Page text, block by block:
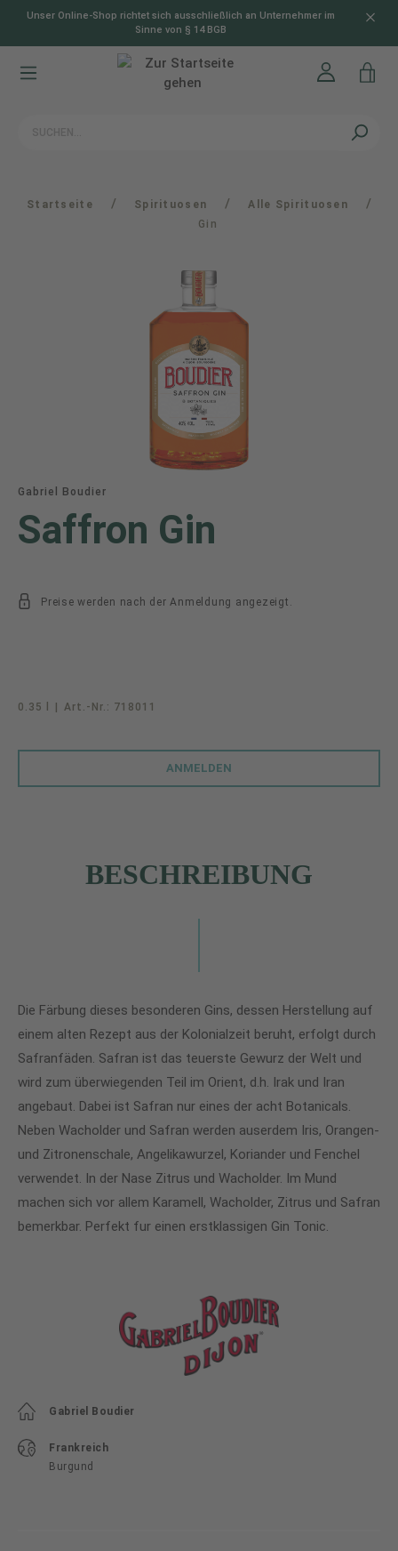
springen
Unser Online-Shop richtet sich ausschließlich an Unternehmer im
Sinne von § 14 BGB
Startseite / Spirituosen / Alle Spirituosen /
Gin
Gabriel Boudier
Saffron Gin
Preise werden nach der Anmeldung angezeigt.
0.35 l Art.-Nr.: 718011
ANMELDEN
BESCHREIBUNG
Die Färbung dieses besonderen Gins, dessen Herstellung auf
einem alten Rezept aus der Kolonialzeit beruht, erfolgt durch
Safranfäden. Safran ist das teuerste Gewurz der Welt und
wird zum überwiegenden Teil im Orient, d.h. Irak und Iran
angebaut. Dabei ist Safran nur eines der acht Botanicals.
Neben Wacholder und Safran werden auserdem Iris, Orangen-
und Zitronenschale, Angelikawurzel, Koriander und Fenchel
verwendet. In der Nase Zitrus und Wacholder. Im Mund
machen sich vor allem Karamell, Wacholder, Zitrus und Safran
bemerkbar. Perfekt fur einen erstklassigen Gin Tonic.
Gabriel Boudier
Frankreich
Burgund